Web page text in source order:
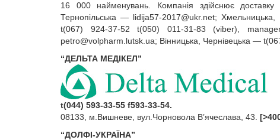
16 000 найменувань. Компанія здійснює
Тернопільська — lidija57‑2017@ukr.net; Хмельницька,
t(067) 924‑37‑52 t(050) 011‑31‑83 (viber),
petro@volpharm.lutsk.ua; Вінницька, Чернівецька —
“ДЕЛЬТА МЕДІКЕЛ”
t(044) 593-33-55 f593-33-54.
08133, м.Вишневе, вул.Чорновола В’ячеслава, 43.
“ДОЛФІ-УКРАЇНА”